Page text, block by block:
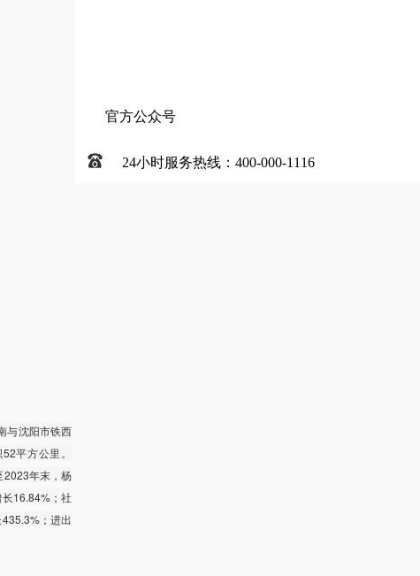
与沈阳市铁西
平方公里。
2023年末，杨
16.84%；社
；进出
官方公众号
24小时服务热线：400-000-1116